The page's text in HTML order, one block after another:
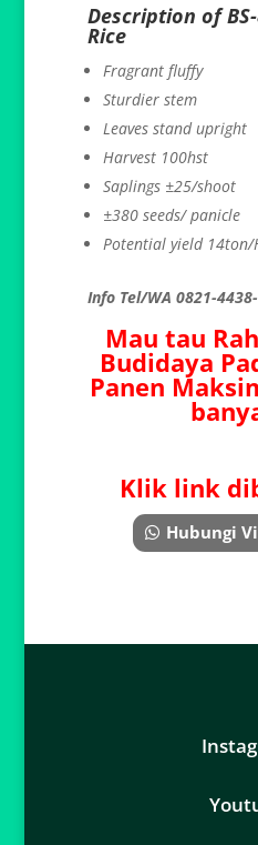
Description of
Rice
Fragrant fluffy
Sturdier stem
Leaves stand upright
Harvest 100hst
Saplings ±25/shoot
±380 seeds/ panicle
Potential yield 14ton/
Info Tel/WA 0821-
Mau tau
Budidaya
Panen
Klik link
Hubungi